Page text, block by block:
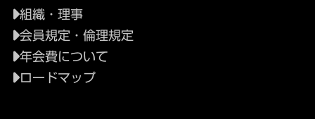
組織・理事
会員規定・倫理規定
年会費について
ロードマップ